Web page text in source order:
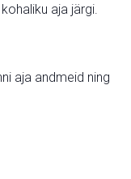
aja järgi.
aja andmeid ning